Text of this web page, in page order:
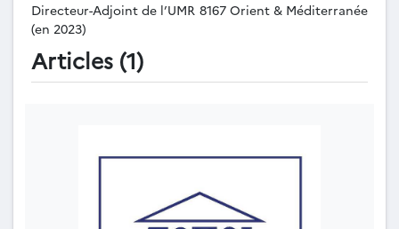
Directeur-Adjoint de l’UMR 8167 Orient & Méditerranée
(en 2023)
Articles (1)